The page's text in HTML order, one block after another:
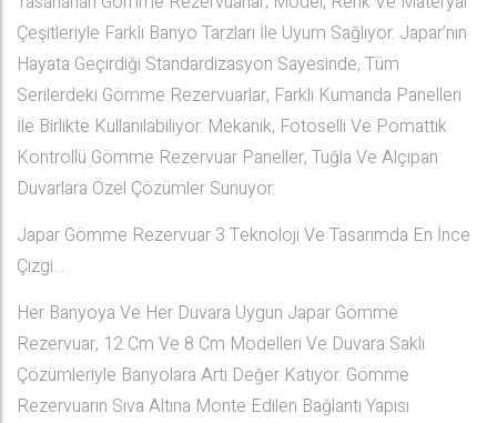
Çeşitleriyle Farklı Banyo Tarzları İle Uyum Sağlıyor. Japar’nın
Hayata Geçirdiği Standardizasyon Sayesinde, Tüm
Serilerdeki Gömme Rezervuarlar, Farklı Kumanda Panelleri
İle Birlikte Kullanılabiliyor. Mekanik, Fotoselli Ve Pomattık
Kontrollü Gömme Rezervuar Paneller, Tuğla Ve Alçıpan
Duvarlara Özel Çözümler Sunuyor.
Japar Gömme Rezervuar 3 Teknoloji Ve Tasarımda En İnce
Çizgi…
Her Banyoya Ve Her Duvara Uygun Japar Gömme
Rezervuar, 12 Cm Ve 8 Cm Modelleri Ve Duvara Saklı
Çözümleriyle Banyolara Artı Değer Katıyor. Gömme
Rezervuarın Sıva Altına Monte Edilen Bağlantı Yapısı